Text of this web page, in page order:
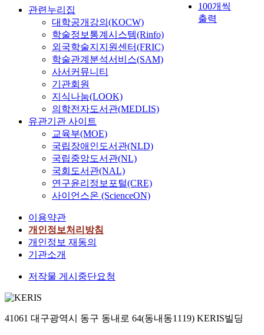
100개씩
출력
관련누리집
대학공개강의(KOCW)
학술정보통계시스템(Rinfo)
외국학술지지원센터(FRIC)
학술관계분석서비스(SAM)
사서커뮤니티
기관회원
지식나눔(LOOK)
의학전자도서관(MEDLIS)
유관기관 사이트
교육부(MOE)
국립장애인도서관(NLD)
국립중앙도서관(NL)
국회도서관(NAL)
연구윤리정보포털(CRE)
사이언스온 (ScienceON)
이용약관
개인정보처리방침
개인정보 재동의
기관소개
저작물 게시중단요청
41061 대구광역시 동구 동내로 64(동내동1119) KERIS빌딩